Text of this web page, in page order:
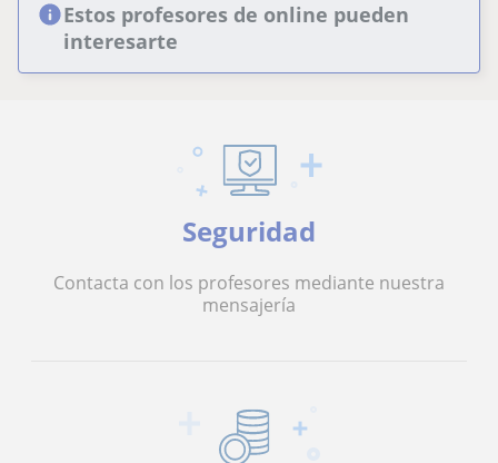
Estos profesores de online pueden
interesarte
Seguridad
Contacta con los profesores mediante nuestra
mensajería